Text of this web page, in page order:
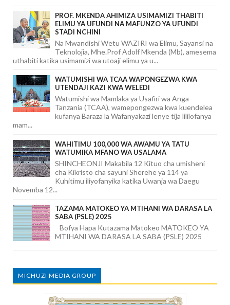
PROF. MKENDA AHIMIZA USIMAMIZI THABITI
ELIMU YA UFUNDI NA MAFUNZO YA UFUNDI
STADI NCHINI
Na Mwandishi Wetu WAZIRI wa Elimu, Sayansi na
Teknolojia, Mhe.Prof Adolf Mkenda (Mb), amesema
uthabiti katika usimamizi wa utoaji elimu ya u...
WATUMISHI WA TCAA WAPONGEZWA KWA
UTENDAJI KAZI KWA WELEDI
Watumishi wa Mamlaka ya Usafiri wa Anga
Tanzania (TCAA), wamepongezwa kwa kuendelea
kufanya Baraza la Wafanyakazi lenye tija lililofanya
mam...
WAHITIMU 100,000 WA AWAMU YA TATU
WATUMIKA MFANO WA USALAMA
SHINCHEONJI Makabila 12 Kituo cha umisheni
cha Kikristo cha sayuni Sherehe ya 114 ya
Kuhitimu iliyofanyika katika Uwanja wa Daegu
Novemba 12...
TAZAMA MATOKEO YA MTIHANI WA DARASA LA
SABA (PSLE) 2025
Bofya Hapa Kutazama Matokeo MATOKEO YA
MTIHANI WA DARASA LA SABA (PSLE) 2025
MICHUZI MEDIA GROUP